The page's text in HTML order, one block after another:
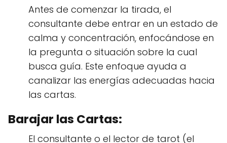
Antes de comenzar la tirada, el
consultante debe entrar en un estado de
calma y concentración, enfocándose en
la pregunta o situación sobre la cual
busca guía. Este enfoque ayuda a
canalizar las energías adecuadas hacia
las cartas.
Barajar las Cartas:
El consultante o el lector de tarot (el